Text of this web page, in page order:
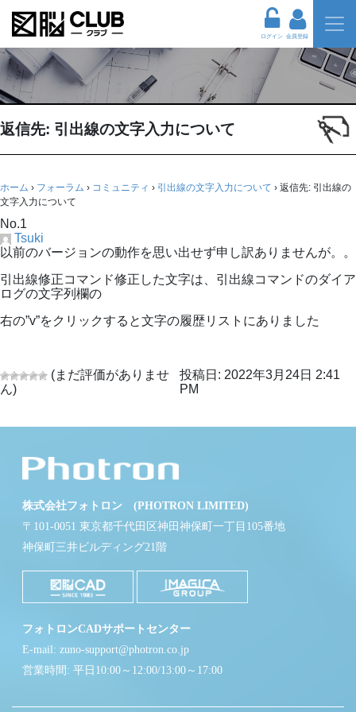
ログイン 会員登録
返信先: 引出線の文字入力について
ホーム › フォーラム › コミュニティ › 引出線の文字入力について › 返信先: 引出線の
文字入力について
No.1
Tsuki
以前のバージョンの動作を思い出せず申し訳ありませんが。。
引出線修正コマンド修正した文字は、引出線コマンドのダイア
ログの文字列欄の
右の”v”をクリックすると文字の履歴リストにありました
(まだ評価がありませ
ん)
投稿日: 2022年3月24日 2:41
PM
株式会社フォトロン (PHOTRON LIMITED)
〒101-0051 東京都千代田区神田神保町一丁目105番地
神保町三井ビルディング21階
フォトロンCADサポートセンター
E-mail: zuno-support@photron.co.jp
営業時間: 平日10:00～12:00/13:00～17:00